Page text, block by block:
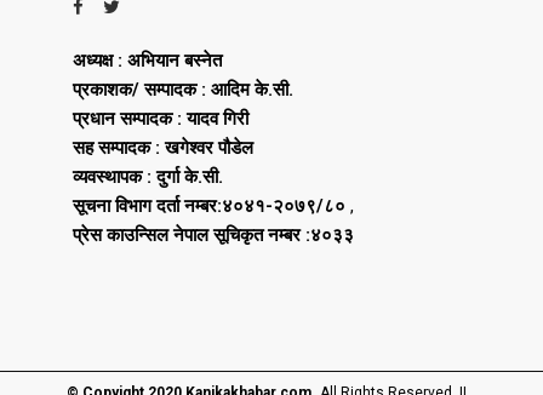
अध्यक्ष : अभियान बस्नेत
प्रकाशक/ सम्पादक : आदिम के.सी.
प्रधान सम्पादक : यादव गिरी
सह सम्पादक : खगेश्वर पौडेल
व्यवस्थापक : दुर्गा के.सी.
सूचना विभाग दर्ता नम्बर:४०४१-२०७९/८० ,
प्रेस काउन्सिल नेपाल सूचिकृत नम्बर :४०३३